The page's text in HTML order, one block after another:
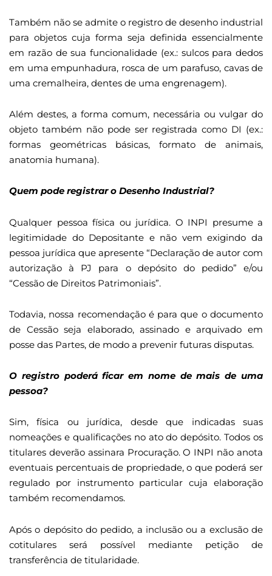
Também não se admite o registro de desenho industrial
para objetos cuja forma seja definida essencialmente
em razão de sua funcionalidade (ex.: sulcos para dedos
em uma empunhadura, rosca de um parafuso, cavas de
uma cremalheira, dentes de uma engrenagem).
Além destes, a forma comum, necessária ou vulgar do
objeto também não pode ser registrada como DI (ex.:
formas geométricas básicas, formato de animais,
anatomia humana).
Quem pode registrar o Desenho Industrial?
Qualquer pessoa física ou jurídica. O INPI presume a
legitimidade do Depositante e não vem exigindo da
pessoa jurídica que apresente “Declaração de autor com
autorização à PJ para o depósito do pedido” e/ou
“Cessão de Direitos Patrimoniais”.
Todavia, nossa recomendação é para que o documento
de Cessão seja elaborado, assinado e arquivado em
posse das Partes, de modo a prevenir futuras disputas.
O registro poderá ficar em nome de mais de uma
pessoa?
Sim, física ou jurídica, desde que indicadas suas
nomeações e qualificações no ato do depósito. Todos os
titulares deverão assinara Procuração. O INPI não anota
eventuais percentuais de propriedade, o que poderá ser
regulado por instrumento particular cuja elaboração
também recomendamos.
Após o depósito do pedido, a inclusão ou a exclusão de
cotitulares será possível mediante petição de
transferência de titularidade.